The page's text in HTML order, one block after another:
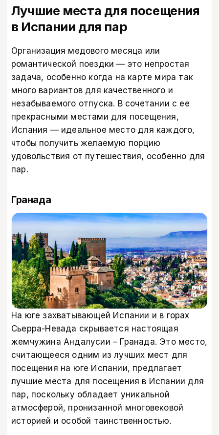
Лучшие места для посещения
в Испании для пар
Организация медового месяца или
романтической поездки — это непростая
задача, особенно когда на карте мира так
много вариантов для качественного и
незабываемого отпуска. В сочетании с ее
прекрасными местами для посещения,
Испания — идеальное место для каждого,
чтобы получить желаемую порцию
удовольствия от путешествия, особенно для
пар.
Гранада
На юге захватывающей Испании и в горах
Сьерра-Невада скрывается настоящая
жемчужина Андалусии – Гранада. Это место,
считающееся одним из лучших мест для
посещения на юге Испании, предлагает
лучшие места для посещения в Испании для
пар, поскольку обладает уникальной
атмосферой, пронизанной многовековой
историей и особой таинственностью.